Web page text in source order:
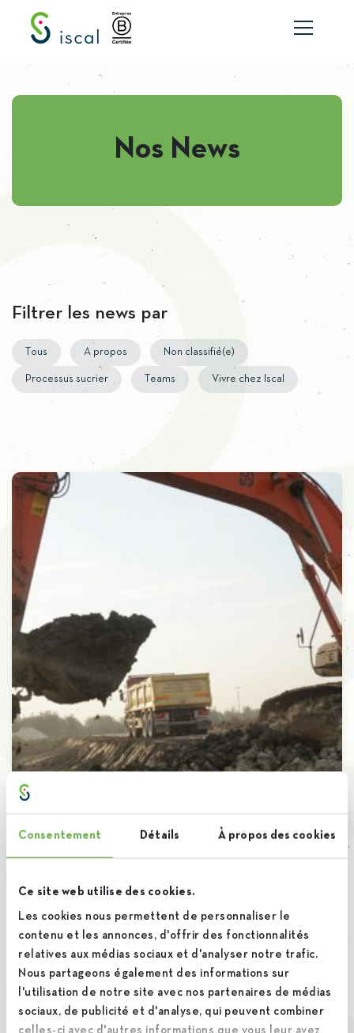
Consentement Détails À propos des cookies
Ce site web utilise des cookies.
Les cookies nous permettent de personnaliser le
contenu et les annonces, d'offrir des fonctionnalités
relatives aux médias sociaux et d'analyser notre trafic.
Nous partageons également des informations sur
l'utilisation de notre site avec nos partenaires de médias
sociaux, de publicité et d'analyse, qui peuvent combiner
celles-ci avec d'autres informations que vous leur avez
Aller au contenu
Nos News
Filtrer les news par
Tous A propos Non classifié(e)
Processus sucrier Teams Vivre chez Iscal
Retour à la terre
Continuer la lecture +